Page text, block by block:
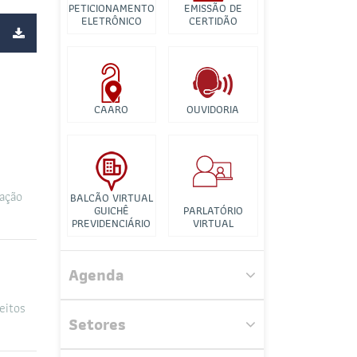
Banco de Imagens
Tutorial para
Videconferência
PETICIONAMENTO
ELETRÔNICO
EMISSÃO DE
CERTIDÃO
CAARO OUVIDORIA
BALCÃO VIRTUAL
GUICHÊ
PREVIDENCIÁRIO
PARLATÓRIO
VIRTUAL
Agenda
Setores
Comissão de Estudos de
Recuperação Judicial e Falência
Comissão de Acesso a Justiça,